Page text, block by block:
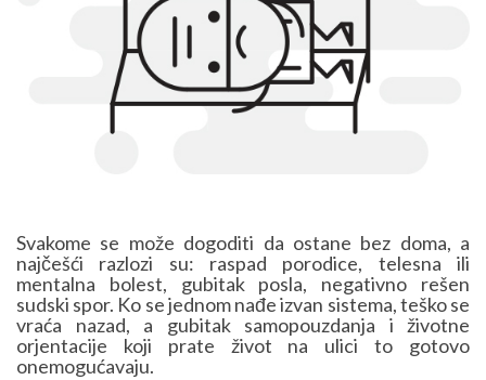
Svakome se može dogoditi da ostane bez doma, a
najčešći razlozi su: raspad porodice, telesna ili
mentalna bolest, gubitak posla, negativno rešen
sudski spor. Ko se jednom nađe izvan sistema, teško se
vraća nazad, a gubitak samopouzdanja i životne
orjentacije koji prate život na ulici to gotovo
onemogućavaju.